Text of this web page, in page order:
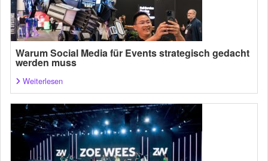
Warum Social Media für Events strategisch gedacht
werden muss
Weiterlesen